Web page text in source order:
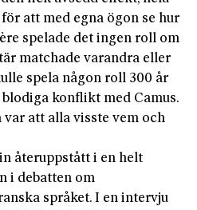
att med egna ögon se hur
spelade det ingen roll om
mat­chade varandra eller
spela någon roll 300 år
konflikt med Camus.
att alla visste vem och
återuppstått i en helt
i debatten om
språket. I en intervju